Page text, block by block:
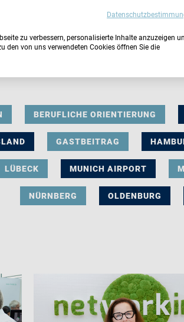
BERUFLICHE ORIENTIERUNG
GASTBEITRAG
LÜBECK MUNICH AIRPORT
NÜRNBERG OLDENBURG
zu verbessern, personalisierte Inhalte anzuzeigen
den von uns verwendeten Cookies öffnen Sie die